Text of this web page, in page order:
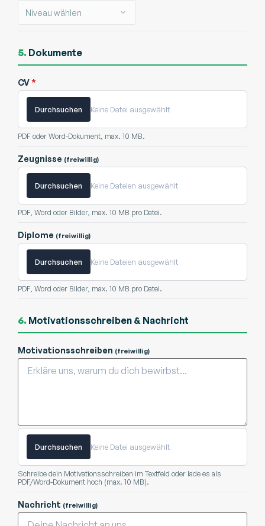
5. Dokumente
CV*
Durchsuchen Keine Datei ausgewählt
PDF oder Word-Dokument, max. 10 MB.
Zeugnisse (freiwillig)
Durchsuchen Keine Dateien ausgewählt
PDF, Word oder Bilder, max. 10 MB pro Datei.
Diplome (freiwillig)
Durchsuchen Keine Dateien ausgewählt
PDF, Word oder Bilder, max. 10 MB pro Datei.
6. Motivationsschreiben & Nachricht
Motivationsschreiben (freiwillig)
Durchsuchen Keine Datei ausgewählt
Schreibe dein Motivationsschreiben im Textfeld oder lade es als
PDF/Word-Dokument hoch (max. 10 MB).
Nachricht (freiwillig)